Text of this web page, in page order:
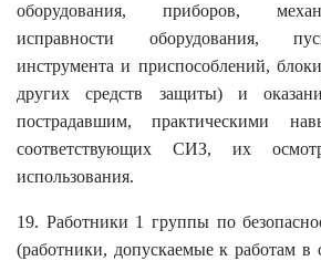
оборудования, приборов,
исправности оборудования,
инструмента и приспособлений,
других средств защиты) и
пострадавшим, практическими
соответствующих СИЗ, их
использования.
19. Работники 1 группы по
(работники, допускаемые к работам в